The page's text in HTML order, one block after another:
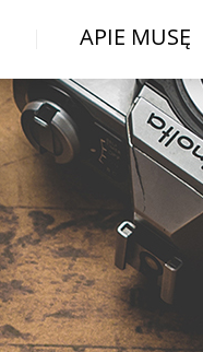
APIE MUSĘ